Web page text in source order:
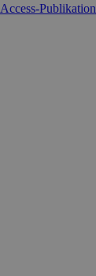
Publikation